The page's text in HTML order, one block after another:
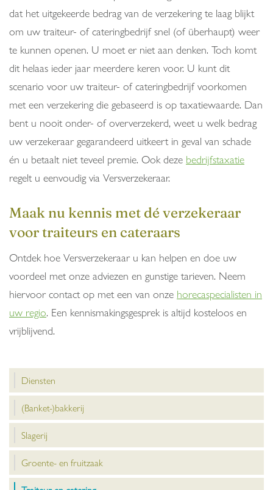
dat het uitgekeerde bedrag van de verzekering te laag blijkt
om uw traiteur- of cateringbedrijf snel (of überhaupt) weer
te kunnen openen. U moet er niet aan denken. Toch komt
dit helaas ieder jaar meerdere keren voor. U kunt dit
scenario voor uw traiteur- of cateringbedrijf voorkomen
met een verzekering die gebaseerd is op taxatiewaarde. Dan
bent u nooit onder- of oververzekerd, weet u welk bedrag
uw verzekeraar gegarandeerd uitkeert in geval van schade
én u betaalt niet teveel premie. Ook deze bedrijfstaxatie
regelt u eenvoudig via Versverzekeraar.
Maak nu kennis met dé verzekeraar
voor traiteurs en cateraars
Ontdek hoe Versverzekeraar u kan helpen en doe uw
voordeel met onze adviezen en gunstige tarieven. Neem
hiervoor contact op met een van onze horecaspecialisten in
uw regio. Een kennismakingsgesprek is altijd kosteloos en
vrijblijvend.
Diensten
(Banket-)bakkerij
Slagerij
Groente- en fruitzaak